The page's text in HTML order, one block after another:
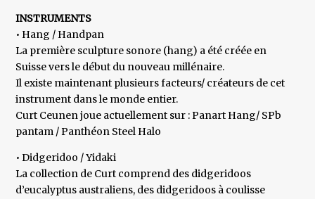
INSTRUMENTS
• Hang / Handpan
La première sculpture sonore (hang) a été créée en
Suisse vers le début du nouveau millénaire.
Il existe maintenant plusieurs facteurs/ créateurs de cet
instrument dans le monde entier.
Curt Ceunen joue actuellement sur : Panart Hang/ SPb
pantam / Panthéon Steel Halo
• Didgeridoo / Yidaki
La collection de Curt comprend des didgeridoos
d’eucalyptus australiens, des didgeridoos à coulisse